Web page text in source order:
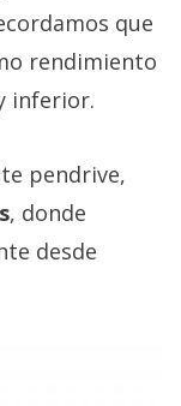
que
rendimiento
inferior.
pendrive,
, donde
desde